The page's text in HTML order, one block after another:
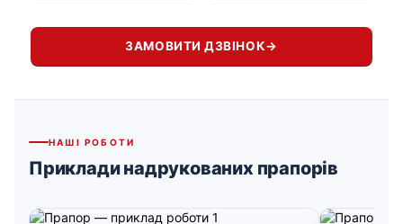
ЗАМОВИТИ ДЗВІНОК→
НАШІ РОБОТИ
Приклади надрукованих прапорів